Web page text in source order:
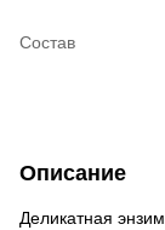
Состав
Описание
Деликатная